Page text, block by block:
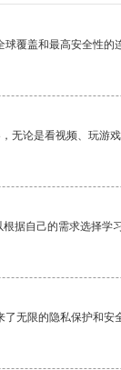
覆盖和最高安全性的
无论是看视频、玩游
据自己的需求选择学
无限的隐私保护和安